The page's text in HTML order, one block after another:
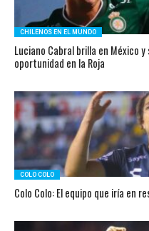
CHILENOS EN EL MUNDO
Luciano Cabral brilla en México
oportunidad en la Roja
COLO COLO
Colo Colo: El equipo que iría en